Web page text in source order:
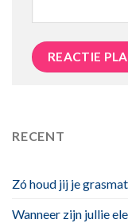
RECENT
Zó houd jij je
Wanneer zijn jullie